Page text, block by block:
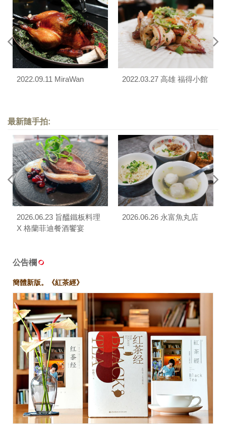
2022.09.11 MiraWan 2022.03.27 高雄 福得小館
最新隨手拍:
2026.06.23 旨醞鐵板料理
X 格蘭菲迪餐酒饗宴
2026.06.26 永富魚丸店
公告欄
簡體新版。《紅茶經》